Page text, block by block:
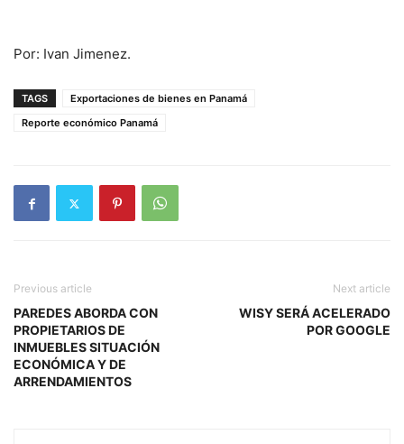
Por: Ivan Jimenez.
TAGS
Exportaciones de bienes en Panamá
Reporte económico Panamá
Previous article
PAREDES ABORDA CON
PROPIETARIOS DE
INMUEBLES SITUACIÓN
ECONÓMICA Y DE
ARRENDAMIENTOS
Next article
WISY SERÁ ACELERADO
POR GOOGLE